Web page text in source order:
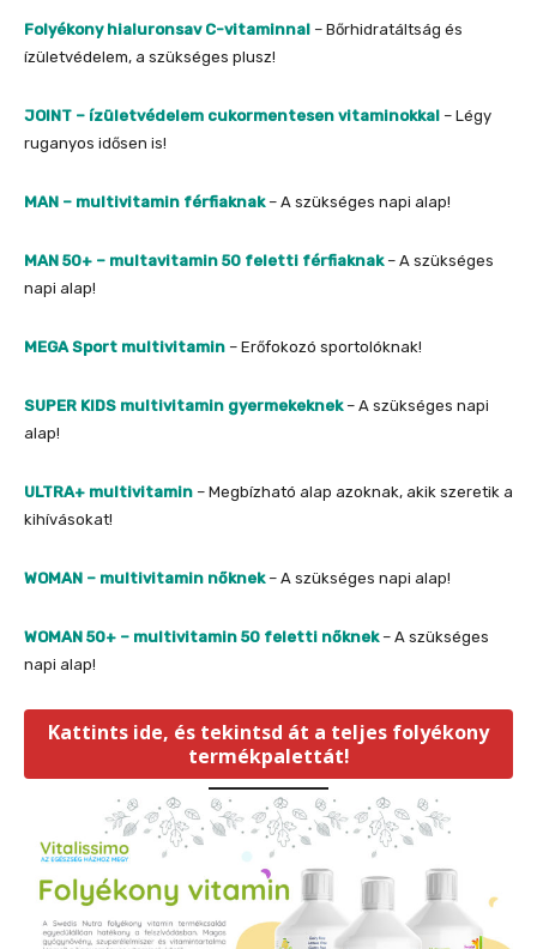
Folyékony hialuronsav C-vitaminnal – Bőrhidratáltság és
ízületvédelem, a szükséges plusz!
JOINT – ízületvédelem cukormentesen vitaminokkal – Légy
ruganyos idősen is!
MAN – multivitamin férfiaknak– A szükséges napi alap!
MAN 50+ – multavitamin 50 feletti férfiaknak– A szükséges
napi alap!
MEGA Sport multivitamin – Erőfokozó sportolóknak!
SUPER KIDS multivitamin gyermekeknek– A szükséges napi
alap!
ULTRA+ multivitamin – Megbízható alap azoknak, akik szeretik a
kihívásokat!
WOMAN – multivitamin nőknek– A szükséges napi alap!
WOMAN 50+ – multivitamin 50 feletti nőknek– A szükséges
napi alap!
Kattints ide, és tekintsd át a teljes folyékony
termékpalettát!